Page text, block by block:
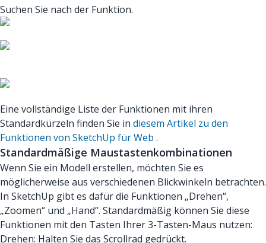
Suchen Sie nach der Funktion.
Eine vollständige Liste der Funktionen mit ihren
Standardkürzeln finden Sie in diesem Artikel zu den
Funktionen von SketchUp für Web .
Standardmäßige Maustastenkombinationen
Wenn Sie ein Modell erstellen, möchten Sie es
möglicherweise aus verschiedenen Blickwinkeln betrachten.
In SketchUp gibt es dafür die Funktionen „Drehen“,
„Zoomen“ und „Hand“. Standardmäßig können Sie diese
Funktionen mit den Tasten Ihrer 3-Tasten-Maus nutzen:
Drehen: Halten Sie das Scrollrad gedrückt.